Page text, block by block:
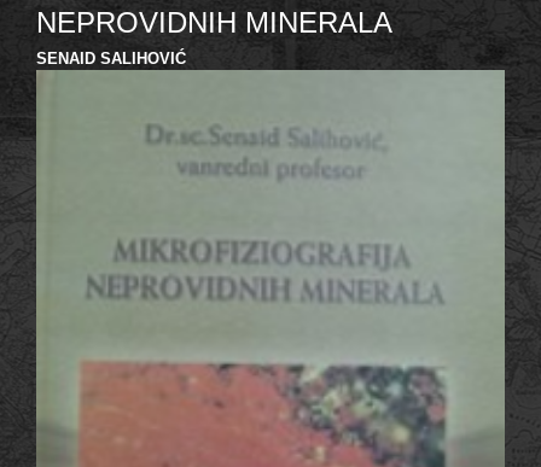
NEPROVIDNIH MINERALA
SENAID SALIHOVIĆ